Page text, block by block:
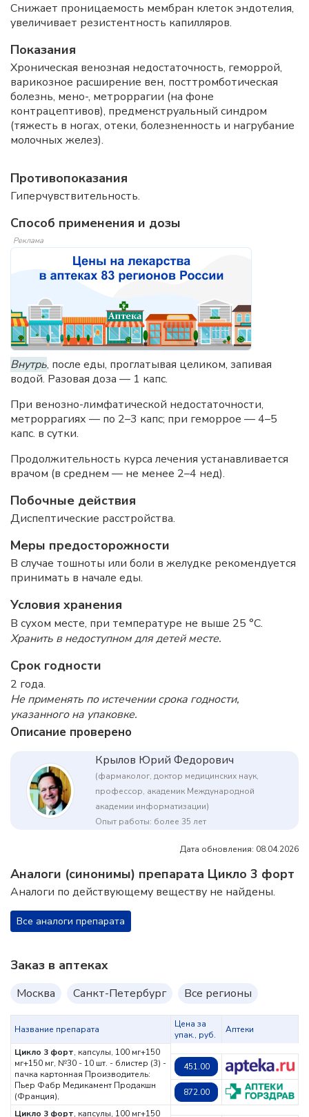
Снижает проницаемость мембран клеток эндотелия,
увеличивает резистентность капилляров.
Показания
Хроническая венозная недостаточность, геморрой,
варикозное расширение вен, посттромботическая
болезнь, мено-, метроррагии (на фоне
контрацептивов), предменструальный синдром
(тяжесть в ногах, отеки, болезненность и нагрубание
молочных желез).
Противопоказания
Гиперчувствительность.
Способ применения и дозы
Реклама
Внутрь, после еды, проглатывая целиком, запивая
водой. Разовая доза — 1 капс.
При венозно-лимфатической недостаточности,
метроррагиях — по 2–3 капс; при геморрое — 4–5
капс. в сутки.
Продолжительность курса лечения устанавливается
врачом (в среднем — не менее 2–4 нед).
Побочные действия
Диспептические расстройства.
Меры предосторожности
В случае тошноты или боли в желудке рекомендуется
принимать в начале еды.
Условия хранения
В сухом месте, при температуре не выше 25 °C.
Хранить в недоступном для детей месте.
Срок годности
2 года.
Не применять по истечении срока годности,
указанного на упаковке.
Описание проверено
Крылов Юрий Федорович
(фармаколог, доктор медицинских наук,
профессор, академик Международной
академии информатизации)
Опыт работы: более 35 лет
Дата обновления: 08.04.2026
Аналоги (синонимы) препарата Цикло 3 форт
Аналоги по действующему веществу не найдены.
Все аналоги препарата
Заказ в аптеках
Москва Санкт-Петербург Все регионы
Название препарата
Цена за
упак., руб.
Аптеки
Цикло 3 форт, капсулы, 100 мг+150
мг+150 мг, №30 - 10 шт. - блистер (3) -
пачка картонная Производитель:
Пьер Фабр Медикамент Продакшн
(Франция),
451.00
872.00
Цикло 3 форт, капсулы, 100 мг+150